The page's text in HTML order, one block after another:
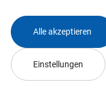
Tempomat
Sitzpaket -
Vordersitze mit
Alle akzeptieren
Einstellungen